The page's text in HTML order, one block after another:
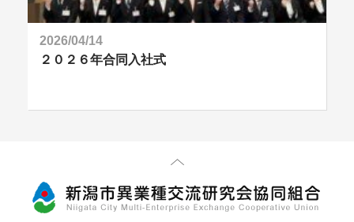
2026/04/14
２０２６年合同入社式